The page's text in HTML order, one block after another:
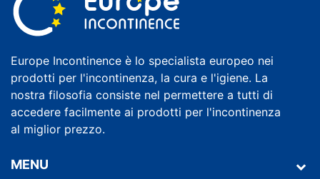
Europe Incontinence è lo specialista europeo nei
prodotti per l'incontinenza, la cura e l'igiene. La
nostra filosofia consiste nel permettere a tutti di
accedere facilmente ai prodotti per l'incontinenza
al miglior prezzo.
MENU